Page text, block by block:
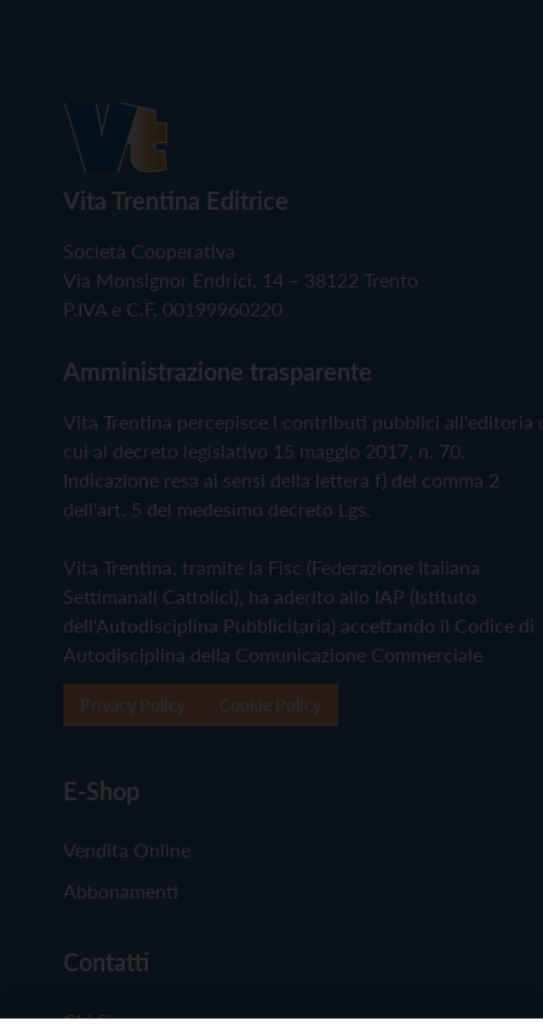
Vita Trentina Editrice
Società Cooperativa
Via Monsignor Endrici, 14 – 38122 Trento
P.IVA e C.F. 00199960220
Amministrazione trasparente
Vita Trentina percepisce i contributi pubblici all'editoria
cui al decreto legislativo 15 maggio 2017, n. 70.
Indicazione resa ai sensi della lettera f) del comma 2
dell'art. 5 del medesimo decreto Lgs.
Vita Trentina, tramite la Fisc (Federazione Italiana
Settimanali Cattolici), ha aderito allo IAP (Istituto
dell'Autodisciplina Pubblicitaria) accettando il Codice di
Autodisciplina della Comunicazione Commerciale
E-Shop
Vendita Online
Abbonamenti
Contatti
Chi Siamo